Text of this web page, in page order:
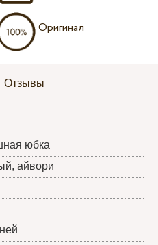
Оригинал
Отзывы
юбка
айвори